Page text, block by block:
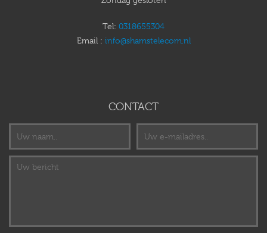
Tel: 0318655304
Email : info@shamstelecom.nl
CONTACT